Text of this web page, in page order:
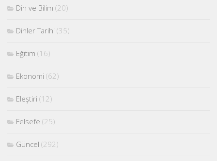
Din ve Bilim (20)
Dinler Tarihi (35)
Eğitim (16)
Ekonomi (62)
Eleştiri (12)
Felsefe (25)
Güncel (292)